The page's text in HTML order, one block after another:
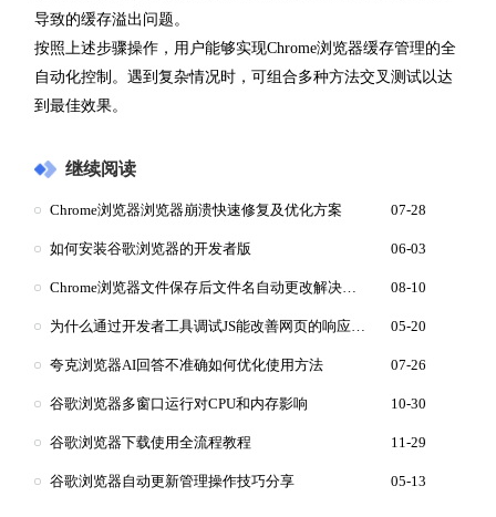
导致的缓存溢出问题。
按照上述步骤操作，用户能够实现Chrome浏览器缓存管理的全
自动化控制。遇到复杂情况时，可组合多种方法交叉测试以达
到最佳效果。
继续阅读
Chrome浏览器浏览器崩溃快速修复及优化方案 07-28
如何安装谷歌浏览器的开发者版 06-03
08-10
05-20
夸克浏览器AI回答不准确如何优化使用方法 07-26
谷歌浏览器多窗口运行对CPU和内存影响 10-30
谷歌浏览器下载使用全流程教程 11-29
谷歌浏览器自动更新管理操作技巧分享 05-13